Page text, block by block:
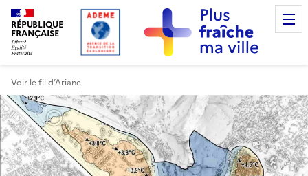
RÉPUBLIQUE
FRANÇAISE
Voir le fil d’Ariane